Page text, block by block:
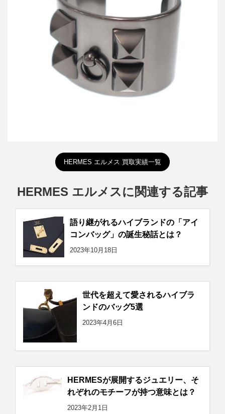
エルメス Collier de Chien Noir Bracelet コリエドシアン バングル
ブレスレット
買取金額26,400円
詳しく見る
HERMES エルメス 買取実績一覧
HERMES エルメスに関連する記事
語り継がれるハイブランドの「アイ
コンバッグ」の誕生秘話とは？
2023年10月18日
世代を超えて愛されるハイブラ
ンドのバッグ5選
2023年4月6日
HERMESが展開するジュエリー、そ
れぞれのモチーフが持つ意味とは？
2023年2月1日